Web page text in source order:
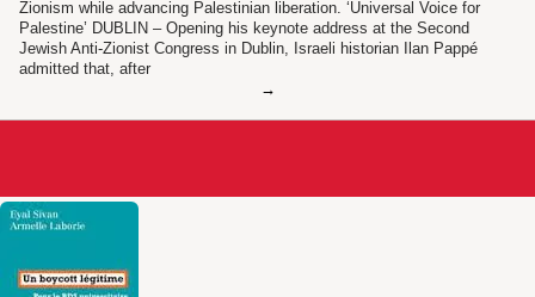
Zionism while advancing Palestinian liberation. ‘Universal Voice for
Palestine’ DUBLIN – Opening his keynote address at the Second
Jewish Anti-Zionist Congress in Dublin, Israeli historian Ilan Pappé
admitted that, after